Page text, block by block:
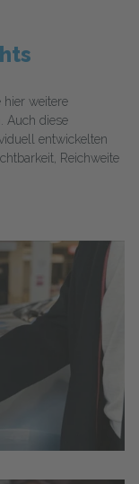
hier weitere
Auch diese
entwickelten
Reichweite